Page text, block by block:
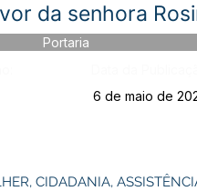
da senhora
Portaria
6 de maio de
CIDADANIA,